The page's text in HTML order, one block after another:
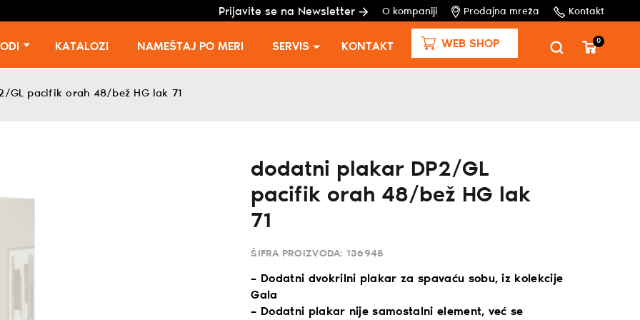
Prijavite se na Newsletter O kompaniji Prodajna mreža Kontakt
KATALOZI NAMEŠTAJ PO MERI SERVIS KONTAKT WEB SHOP 0
GL pacifik orah 48/bež HG lak 71
dodatni plakar DP2/GL
pacifik orah 48/bež HG lak
71
ŠIFRA PROIZVODA: 136945
– Dodatni dvokrilni plakar za spavaću sobu, iz kolekcije
Gala
– Dodatni plakar nije samostalni element, već se